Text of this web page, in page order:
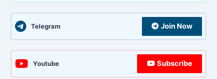
Telegram Join Now
Youtube Subscribe